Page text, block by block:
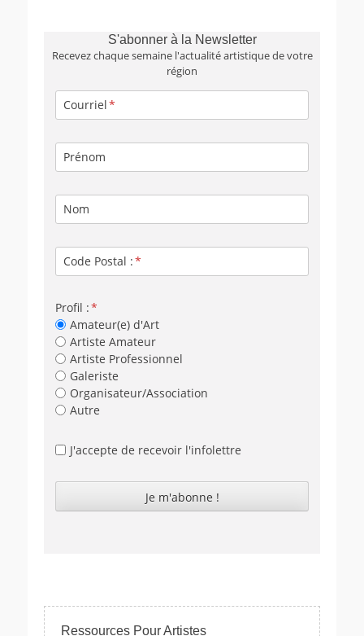
S'abonner à la Newsletter
Recevez chaque semaine l'actualité artistique de votre
région
Courriel
Prénom
Nom
Code Postal :
Profil :
Amateur(e) d'Art
Artiste Amateur
Artiste Professionnel
Galeriste
Organisateur/Association
Autre
J'accepte de recevoir l'infolettre
Ressources Pour Artistes